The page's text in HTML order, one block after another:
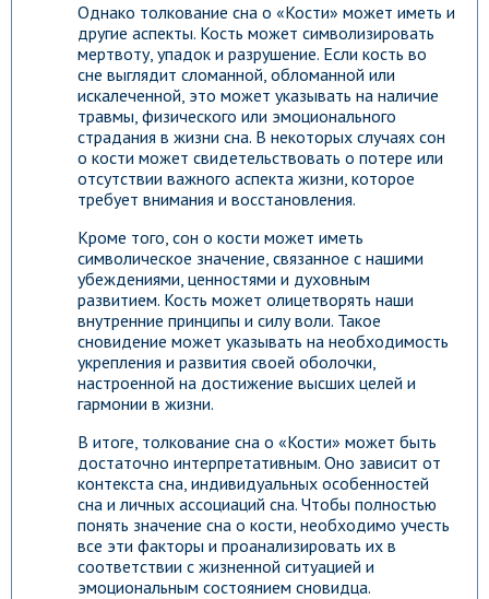
Однако толкование сна о «Кости» может иметь и
другие аспекты. Кость может символизировать
мертвоту, упадок и разрушение. Если кость во
сне выглядит сломанной, обломанной или
искалеченной, это может указывать на наличие
травмы, физического или эмоционального
страдания в жизни сна. В некоторых случаях сон
о кости может свидетельствовать о потере или
отсутствии важного аспекта жизни, которое
требует внимания и восстановления.
Кроме того, сон о кости может иметь
символическое значение, связанное с нашими
убеждениями, ценностями и духовным
развитием. Кость может олицетворять наши
внутренние принципы и силу воли. Такое
сновидение может указывать на необходимость
укрепления и развития своей оболочки,
настроенной на достижение высших целей и
гармонии в жизни.
В итоге, толкование сна о «Кости» может быть
достаточно интерпретативным. Оно зависит от
контекста сна, индивидуальных особенностей
сна и личных ассоциаций сна. Чтобы полностью
понять значение сна о кости, необходимо учесть
все эти факторы и проанализировать их в
соответствии с жизненной ситуацией и
эмоциональным состоянием сновидца.